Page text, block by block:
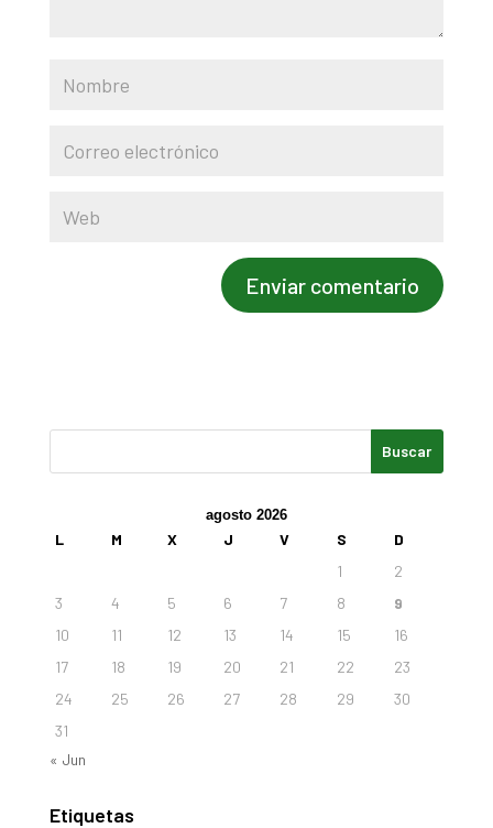
agosto 2026
L M X J V S
D
1
2
3
4 5 6 7 8
9
10
11 12 13 14 15
16
17
18 19 20 21 22
23
24
25 26 27 28 29
30
31
« Jun
Etiquetas